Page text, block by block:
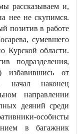
рассказываем и,
нее не скупимся.
позитив в работе
сумевшего
области.
подразделения,
избавившись от
начал наконец
направлении
деяний среди
особисты
в багажник